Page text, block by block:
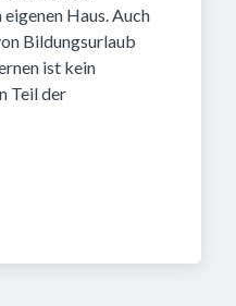
Haus. Auch
Bildungsurlaub
ist kein
Teil der